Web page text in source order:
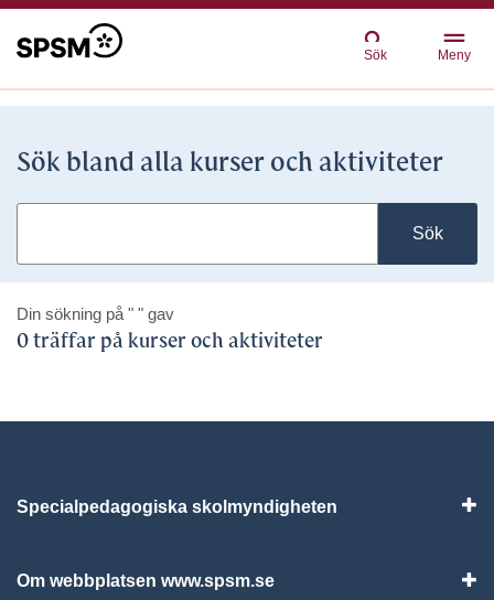
Sök Meny
Sök bland alla kurser och aktiviteter
Sök
Din sökning på " " gav
0 träffar på kurser och aktiviteter
Specialpedagogiska skolmyndigheten
Om webbplatsen www.spsm.se